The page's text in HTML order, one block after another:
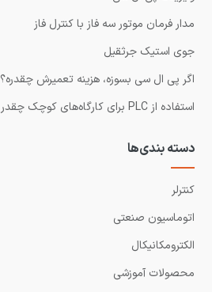
مدار فرمان موتور سه فاز با کنترل فاز
جوی استیک جرثقیل
اگر پی ال سی بسوزه، هزینه تعمیرش چقدره؟
استفاده از PLC برای کارگاه‌های کوچک چقدر هزینه داره؟
دسته بندی‌ها
کنترلر
اتوماسیون صنعتی
الکترومکانیکال
محصولات آموزشی